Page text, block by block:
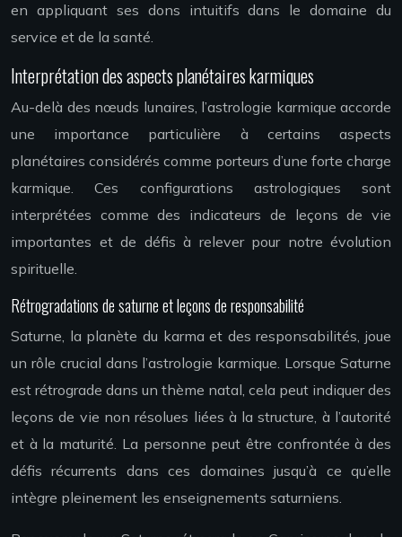
en appliquant ses dons intuitifs dans le domaine du
service et de la santé.
Interprétation des aspects planétaires karmiques
Au-delà des nœuds lunaires, l’astrologie karmique accorde
une importance particulière à certains aspects
planétaires considérés comme porteurs d’une forte charge
karmique. Ces configurations astrologiques sont
interprétées comme des indicateurs de leçons de vie
importantes et de défis à relever pour notre évolution
spirituelle.
Rétrogradations de saturne et leçons de responsabilité
Saturne, la planète du karma et des responsabilités, joue
un rôle crucial dans l’astrologie karmique. Lorsque Saturne
est rétrograde dans un thème natal, cela peut indiquer des
leçons de vie non résolues liées à la structure, à l’autorité
et à la maturité. La personne peut être confrontée à des
défis récurrents dans ces domaines jusqu’à ce qu’elle
intègre pleinement les enseignements saturniens.